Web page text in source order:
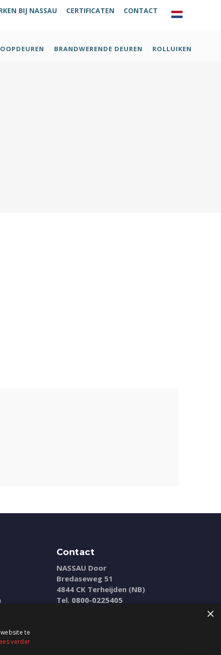
BIJ NASSAU CERTIFICATEN CONTACT
BRANDWERENDE DEUREN ROLLUIKEN
Contact
NASSAU Door
Bredaseweg 51
4844 CK Terheijden (NB)
Tel. 0800-0225405
×
te
verder